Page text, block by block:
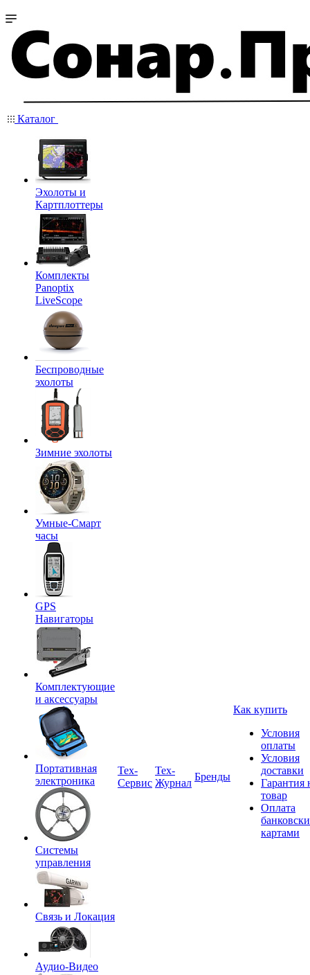
Каталог
Эхолоты и
Картплоттеры
Комплекты
Panoptix
LiveScope
Беспроводные
эхолоты
Зимние эхолоты
Умные-Смарт
часы
GPS
Навигаторы
Комплектующие
и аксессуары
Портативная
электроника
Системы
управления
Связь и Локация
Аудио-Видео
Tex-
Сервис
Тех-
Журнал
Бренды
Как купить
Условия
оплаты
Условия
доставки
Гарантия
товар
Оплата
картами